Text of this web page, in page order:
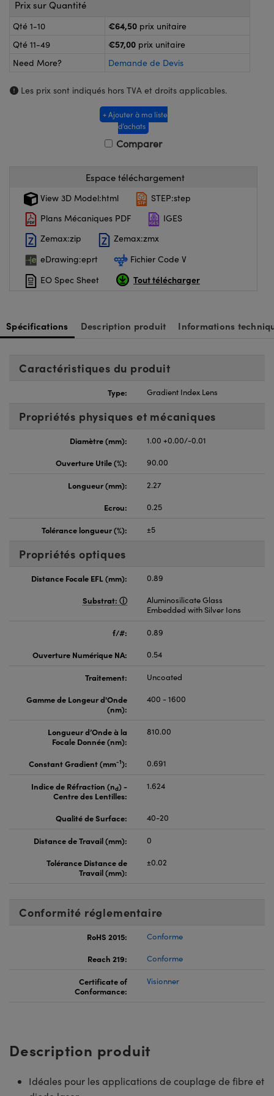
ou Coupleurs
de Poche ou à Mesure Directe
Optiques Lightpath
Labs™
Optiques de SCHOTT
Prix sur Quantité
Qté 1-10 €64,50 prix unitaire
Qté 11-49
€57,00 prix unitaire
Need More?
Demande de Devis
Les prix sont indiqués hors TVA et droits applicables.
+ Ajouter à ma liste
d’achats
Comparer
Espace téléchargement
View 3D Model:html
STEP:step
Plans Mécaniques PDF
IGES
Zemax:zip
Zemax:zmx
eDrawing:eprt
Fichier Code V
EO Spec Sheet
Tout télécharger
Spécifications Description produit Informations
Caractéristiques du produit
Type: Gradient Index Lens
Propriétés physiques et mécaniques
Diamètre (mm):
1.00 +0.00/-0.01
Ouverture Utile (%):
90.00
Longueur (mm):
2.27
Ecrou:
0.25
Tolérance longueur (%): ±5
Propriétés optiques
Distance Focale EFL (mm):
0.89
Substrat:
Aluminosilicate Glass
Embedded with Silver Ions
f/#:
0.89
Ouverture Numérique NA:
0.54
Traitement:
Uncoated
Gamme de Longeur d'Onde
(nm):
400 - 1600
Longueur d’Onde à la
Focale Donnée (nm):
810.00
Constant Gradient (mm-1): 0.691
Indice de Réfraction (nd) -
Centre des Lentilles:
1.624
Qualité de Surface: 40-20
Distance de Travail (mm):
0
Tolérance Distance de
Travail (mm):
±0.02
Conformité réglementaire
RoHS 2015:
Conforme
Reach 219:
Conforme
Certificate of
Conformance:
Visionner
Description produit
Idéales pour les applications de couplage de fibre et